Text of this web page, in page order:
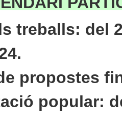
treballs: del
propostes
popular: